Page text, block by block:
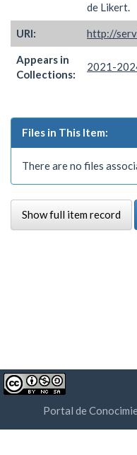
de Likert.
URI: http://
Appears in
Collections:
2021-
Files in This Item:
There are no files
Show full item record
Portal de